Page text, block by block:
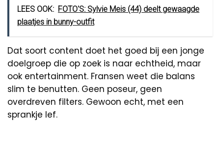
LEES OOK: FOTO'S: Sylvie Meis (44) deelt gewaagde
plaatjes in bunny-outfit
Dat soort content doet het goed bij een jonge
doelgroep die op zoek is naar echtheid, maar
ook entertainment. Fransen weet die balans
slim te benutten. Geen poseur, geen
overdreven filters. Gewoon echt, met een
sprankje lef.